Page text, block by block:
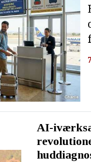
AI-